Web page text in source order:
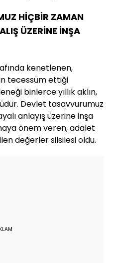
HİÇBİR ZAMAN
ÜZERİNE İNŞA
kenetlenen,
tecessüm ettiği
binlerce yıllık aklın,
Devlet tasavvurumuz
anlayış üzerine inşa
önem veren, adalet
değerler silsilesi oldu.